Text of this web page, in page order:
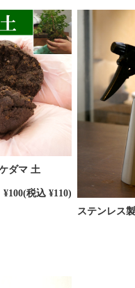
ダマ 土
¥100(税込 ¥110)
ステンレス